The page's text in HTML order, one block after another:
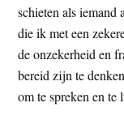
schieten als iemand
die ik met een
de onzekerheid en
bereid zijn te
om te spreken en te